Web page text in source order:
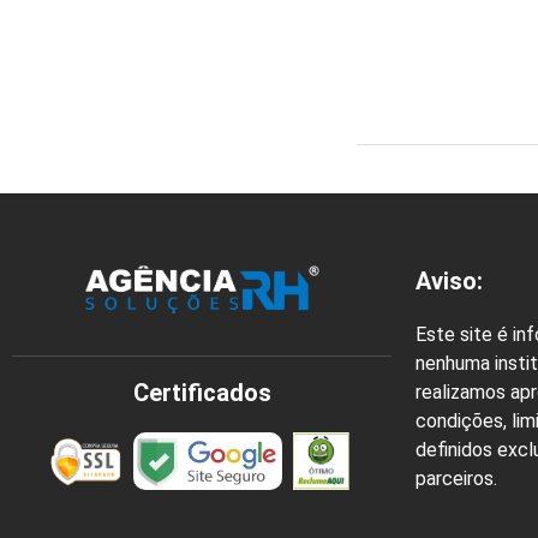
Certificados
Aviso:
Este site é
nenhuma
realizamos
condições,
definidos
parceiros.